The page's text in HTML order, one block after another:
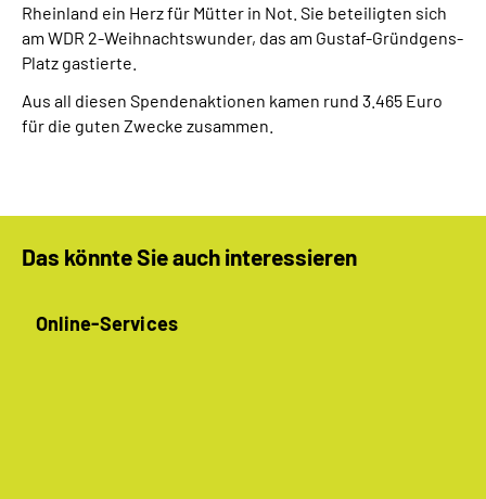
Rheinland ein Herz für Mütter in Not. Sie beteiligten sich
am WDR 2-Weihnachtswunder, das am Gustaf-Gründgens-
Platz gastierte.
Aus all diesen Spendenaktionen kamen rund 3.465 Euro
für die guten Zwecke zusammen.
Das könnte Sie auch interessieren
Online-Services